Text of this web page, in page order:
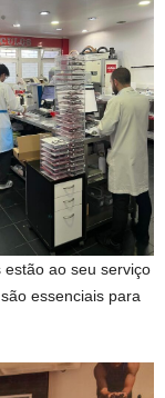
ao seu serviço
essenciais para